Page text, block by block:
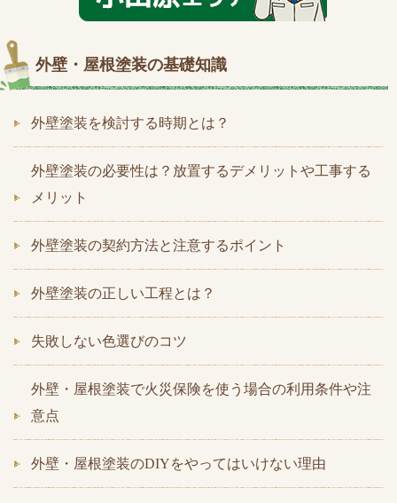
外壁・屋根塗装の基礎知識
外壁塗装を検討する時期とは？
外壁塗装の必要性は？放置するデメリットや工事する
メリット
外壁塗装の契約方法と注意するポイント
外壁塗装の正しい工程とは？
失敗しない色選びのコツ
外壁・屋根塗装で火災保険を使う場合の利用条件や注
意点
外壁・屋根塗装のDIYをやってはいけない理由